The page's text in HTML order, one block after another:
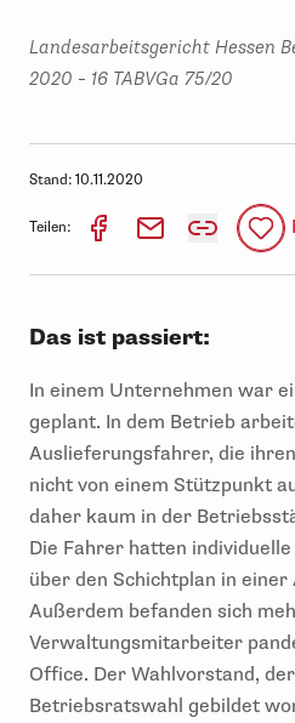
Landesarbeitsgericht Hessen
2020 – 16 TABVGa 75/20
Stand: 10.11.2020
Teilen:
Das ist passiert:
In einem Unternehmen war
geplant. In dem Betrieb
Auslieferungsfahrer, die
nicht von einem Stützpunkt
daher kaum in der
Die Fahrer hatten
über den Schichtplan in
Außerdem befanden sich
Verwaltungsmitarbeiter
Office. Der Wahlvorstand,
Betriebsratswahl gebildet